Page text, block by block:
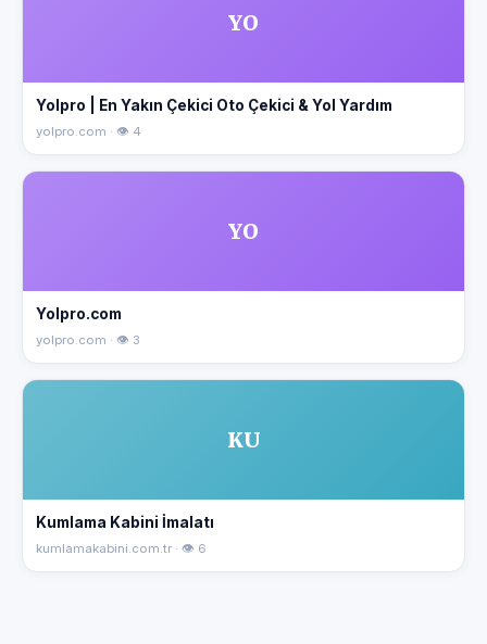
YO
Yolpro | En Yakın Çekici Oto Çekici & Yol Yardım
yolpro.com · 👁 4
YO
Yolpro.com
yolpro.com · 👁 3
KU
Kumlama Kabini İmalatı
kumlamakabini.com.tr · 👁 6